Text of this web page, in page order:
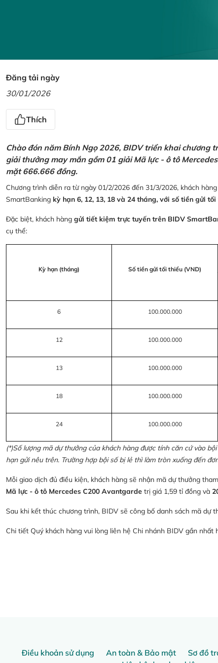
Đăng tải ngày
30/01/2026
Thích
Chào đón năm Bính Ngọ 2026, BIDV triển khai chương
giải thưởng may mắn gồm 01 giải Mã lực - ô tô
mặt 666.666 đồng.
Chương trình diễn ra từ ngày 01/2/2026 đến 31/3/2026, khách
SmartBanking kỳ hạn 6, 12, 13, 18 và 24 tháng, với số tiền gửi
Đặc biệt, khách hàng gửi tiết kiệm trực tuyến trên BIDV
cụ thể:
Kỳ hạn (tháng) Số tiền gửi tối thiểu (VND)
6 100.000.000
12 100.000.000
13 100.000.000
18 100.000.000
24 100.000.000
(*)Số lượng mã dự thưởng của khách hàng được tính căn cứ vào
hạn gửi nêu trên. Trường hợp bội số bị lẻ thì làm tròn xuống đến
Mỗi giao dịch đủ điều kiện, khách hàng sẽ nhận mã dự thưởng
Mã lực - ô tô Mercedes C200 Avantgarde trị giá 1,59 tỉ đồng và
Sau khi kết thúc chương trình, BIDV sẽ công bố danh sách mã dự
Chi tiết Quý khách hàng vui lòng liên hệ Chi nhánh BIDV gần nhất
Điều khoản sử dụng An toàn & Bảo mật Sơ đồ